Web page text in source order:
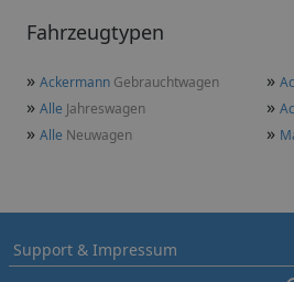
Fahrzeugtypen
» Ackermann Gebrauchtwagen »
» Alle Jahreswagen »
» Alle Neuwagen »
Support & Impressum